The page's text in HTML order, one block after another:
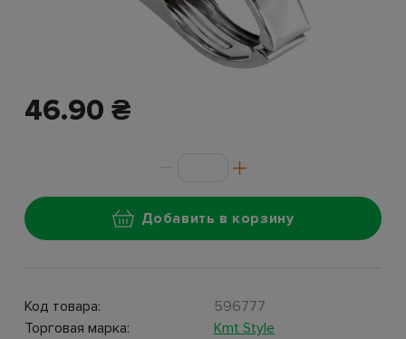
46.90 ₴
Добавить в корзину
Код товара:
596777
Торговая марка:
Kmt Style